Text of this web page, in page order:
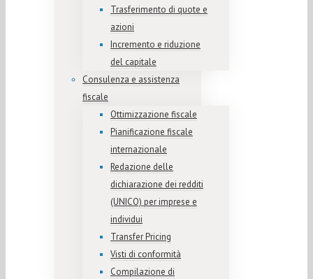
Trasferimento di quote e
azioni
Incremento e riduzione
del capitale
Consulenza e assistenza
fiscale
Ottimizzazione fiscale
Pianificazione fiscale
internazionale
Redazione delle
dichiarazione dei redditi
(UNICO) per imprese e
individui
Transfer Pricing
Visti di conformità
Compilazione di